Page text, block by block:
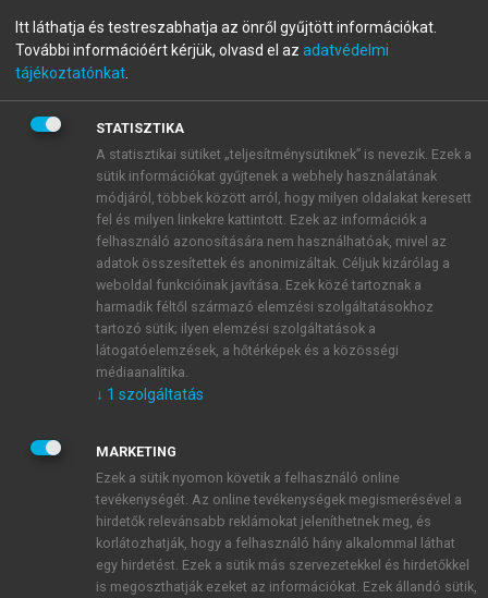
fiókoddal,vagy hozz létre új fiókot.
A regisztráció után apróbaidőszakautomatikusan
BELÉPÉS SAJÁT FIÓKKAL
ÚJ FIÓK LÉTREHOZÁSA
1 óra díjmentes hozzáférés
E-MAIL-CÍM
JELSZÓ
JELSZÓ ÚJRA
Itt láthatja és testreszabhatja az önről gyűjtött információkat.
További információért kérjük, olvasd el az adatvédelmi
tájékoztatónkat
STATISZTIKA
A statisztikai sütiket „teljesítménysütiknek” is nevezik. Ezek a
sütik információkat gyűjtenek a webhely használatának
módjáról, többek között arról, hogy milyen oldalakat keresett
fel és milyen linkekre kattintott. Ezek az információk a
felhasználó azonosítására nem használhatóak, mivel az
adatok összesítettek és anonimizáltak. Céljuk kizárólag a
weboldal funkcióinak javítása. Ezek közé tartoznak a
harmadik féltől származó elemzési szolgáltatásokhoz
tartozó sütik; ilyen elemzési szolgáltatások a
látogatóelemzések, a hőtérképek és a közösségi
médiaanalitika.
↓ 1 szolgáltatás
MARKETING
Ezek a sütik nyomon követik a felhasználó online
tevékenységét. Az online tevékenységek megismerésével a
hirdetők relevánsabb reklámokat jeleníthetnek meg, és
korlátozhatják, hogy a felhasználó hány alkalommal láthat
egy hirdetést. Ezek a sütik más szervezetekkel és hirdetőkkel
is megoszthatják ezeket az információkat. Ezek állandó sütik,